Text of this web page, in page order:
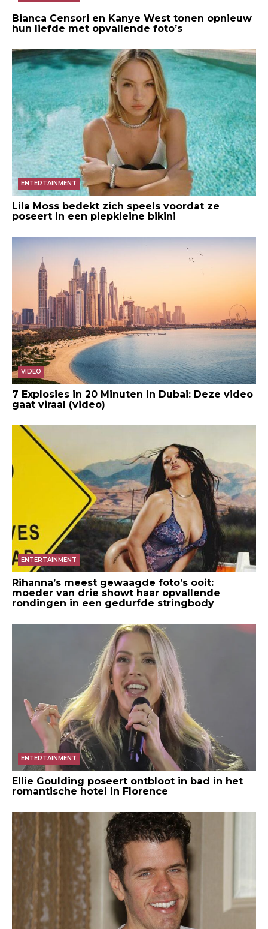
Bianca Censori en Kanye West tonen opnieuw
hun liefde met opvallende foto’s
ENTERTAINMENT
Lila Moss bedekt zich speels voordat ze
poseert in een piepkleine bikini
VIDEO
7 Explosies in 20 Minuten in Dubai: Deze video
gaat viraal (video)
ENTERTAINMENT
Rihanna’s meest gewaagde foto’s ooit:
moeder van drie showt haar opvallende
rondingen in een gedurfde stringbody
ENTERTAINMENT
Ellie Goulding poseert ontbloot in bad in het
romantische hotel in Florence